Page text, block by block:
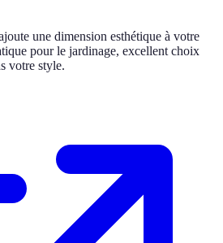
une dimension esthétique à votre
pour le jardinage, excellent choix
votre style.